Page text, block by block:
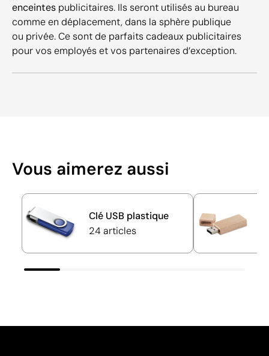
enceintes publicitaires. Ils seront utilisés au bureau
comme en déplacement, dans la sphère publique
ou privée. Ce sont de parfaits cadeaux publicitaires
pour vos employés et vos partenaires d’exception.
Vous aimerez aussi
Clé USB plastique
24 articles